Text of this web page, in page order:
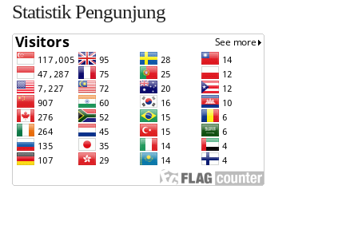
Statistik Pengunjung